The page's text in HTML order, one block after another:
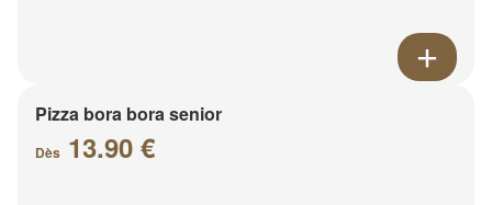
Pizza bora bora senior
Dès 13.90 €